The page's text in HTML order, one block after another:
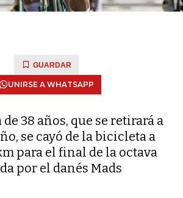
GUARDAR
UNIRSE A WHATSAPP
38 años, que se retirará a
se cayó de la bicicleta a
para el final de la octava
por el danés Mads